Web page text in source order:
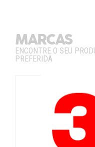
MARCAS
ENCONTRE O SEU
PREFERIDA